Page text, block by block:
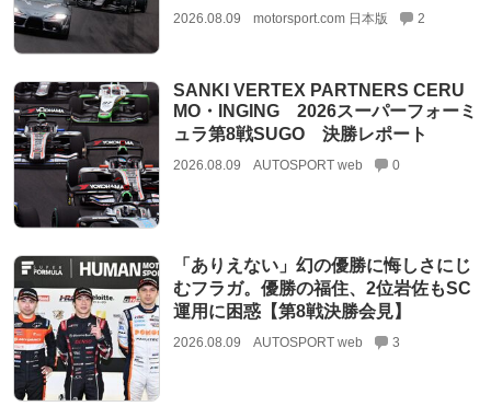
2026.08.09 motorsport.com 日本版 2
SANKI VERTEX PARTNERS CERU
MO・INGING 2026スーパーフォーミ
ュラ第8戦SUGO 決勝レポート
2026.08.09 AUTOSPORT web 0
「ありえない」幻の優勝に悔しさにじ
むフラガ。優勝の福住、2位岩佐もSC
運用に困惑【第8戦決勝会見】
2026.08.09 AUTOSPORT web 3